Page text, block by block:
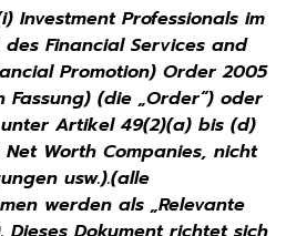
Investment Professionals im
Financial Services and
Promotion) Order 2005
(die „Order“) oder
Artikel 49(2)(a) bis (d)
Worth Companies, nicht
usw.).(alle
werden als „Relevante